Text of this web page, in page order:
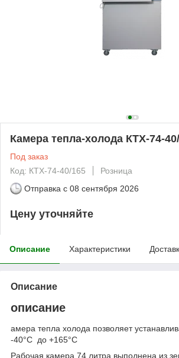
Камера тепла-холода КТХ-74-
Под заказ
Код: КТХ-74-40/165
Розница
Отправка с 08 сентября 2026
Цену уточняйте
Описание Характеристики
Описание
описание
амера тепла холода позволяет
-40°С до +165°С
Рабочая камера 74 литра выполнена из